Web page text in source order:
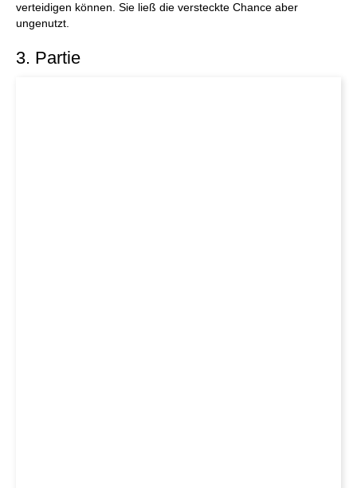
verteidigen können. Sie ließ die versteckte Chance aber
ungenutzt.
3. Partie